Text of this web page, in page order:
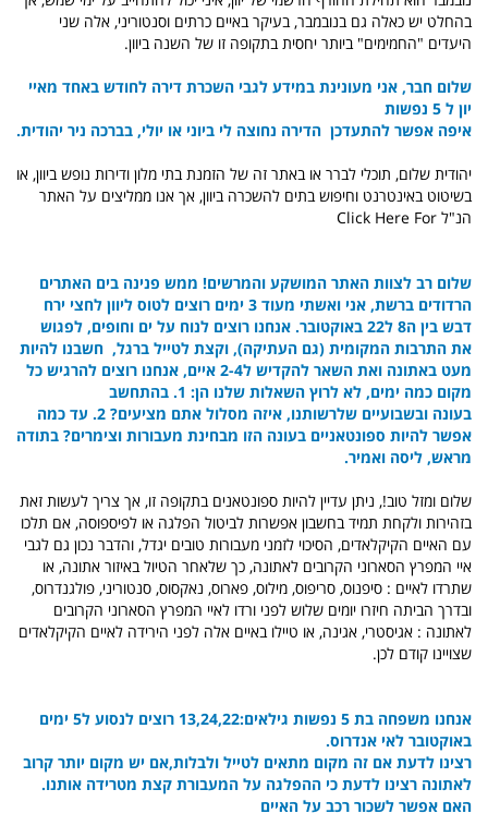
בהחלט יש כאלה גם בנובמבר, בעיקר באיים כרתים וסנטוריני, אלה שני
היעדים "החמימים" ביותר יחסית בתקופה זו של השנה ביוון.
שלום חבר, אני מעונינת במידע לגבי השכרת דירה לחודש באחד מאיי
יון ל 5 נפשות
איפה אפשר להתעדכן הדירה נחוצה לי ביוני או יולי, בברכה ניר יהודית.
יהודית שלום, תוכלי לברר או באתר זה של הזמנת בתי מלון ודירות נופש ביוון, או
בשיטוט באינטרנט וחיפוש בתים להשכרה ביוון, אך אנו ממליצים על האתר
הנ"ל Click Here For
שלום רב לצוות האתר המושקע והמרשים! ממש פנינה בים האתרים
הרדודים ברשת,
אני ואשתי מעוד 3 ימים רוצים לטוס ליוון לחצי ירח
דבש בין ה8 ל22 באוקטובר. אנחנו רוצים לנוח על ים וחופים, לפגוש
את התרבות המקומית (גם העתיקה), וקצת לטייל ברגל, חשבנו להיות
מעט באתונה ואת השאר להקדיש ל2-4 איים,
אנחנו רוצים להרגיש כל
מקום כמה ימים, לא לרוץ השאלות שלנו הן:
1. בהתחשב
בעונה ובשבועיים שלרשותנו, איזה מסלול אתם מציעים?
2. עד כמה
אפשר להיות ספונטאניים בעונה הזו מבחינת מעבורות וצימרים? בתודה
מראש, ליסה ואמיר.
שלום ומזל טוב!, ניתן עדיין להיות ספונטאנים בתקופה זו, אך צריך לעשות זאת
בזהירות ולקחת תמיד בחשבון אפשרות לביטול הפלגה או לפיספוסה, אם תלכו
עם האיים הקיקלאדים, הסיכוי לזמני מעבורות טובים יגדל, והדבר נכון גם לגבי
איי המפרץ הסארוני הקרובים לאתונה, כך שלאחר הטיול באיזור אתונה, או
שתרדו לאיים : סיפנוס, סריפוס, מילוס, פארוס, נאקסוס, סנטוריני, פולגנדרוס,
ובדרך הביתה חיזרו יומים שלוש לפני ורדו לאיי המפרץ הסארוני הקרובים
לאתונה : אגיסטרי, אגינה, או טיילו באיים אלה לפני הירידה לאיים הקיקלאדים
שצויינו קודם לכן.
אנחנו משפחה בת 5 נפשות גילאים:13,24,22 רוצים לנסוע ל5 ימים
באוקטובר לאי אנדרוס.
רצינו לדעת אם זה מקום מתאים לטייל ולבלות,אם יש מקום יותר קרוב
לאתונה רצינו לדעת כי ההפלגה על המעבורת קצת מטרידה אותנו.
האם אפשר לשכור רכב על האיים